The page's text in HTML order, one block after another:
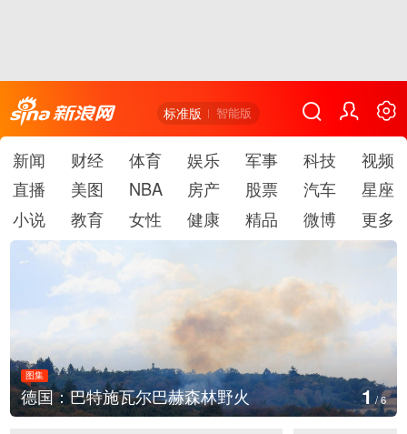
标准版 智能版
新闻 财经 体育 娱乐 军事 科技
视频
直播
美图 NBA 房产 股票 汽车
星座
小说
教育 女性 健康 精品 微博 更多
图集
德国：巴特施瓦尔巴赫森林野火 1/6